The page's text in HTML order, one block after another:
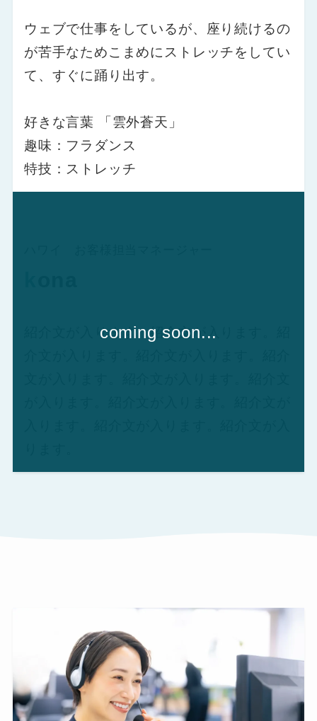
ウェブで仕事をしているが、座り続けるの
が苦手なためこまめにストレッチをしてい
て、すぐに踊り出す。
好きな言葉 「雲外蒼天」
趣味：フラダンス
特技：ストレッチ
紹介文が入ります。紹介文が入ります。紹